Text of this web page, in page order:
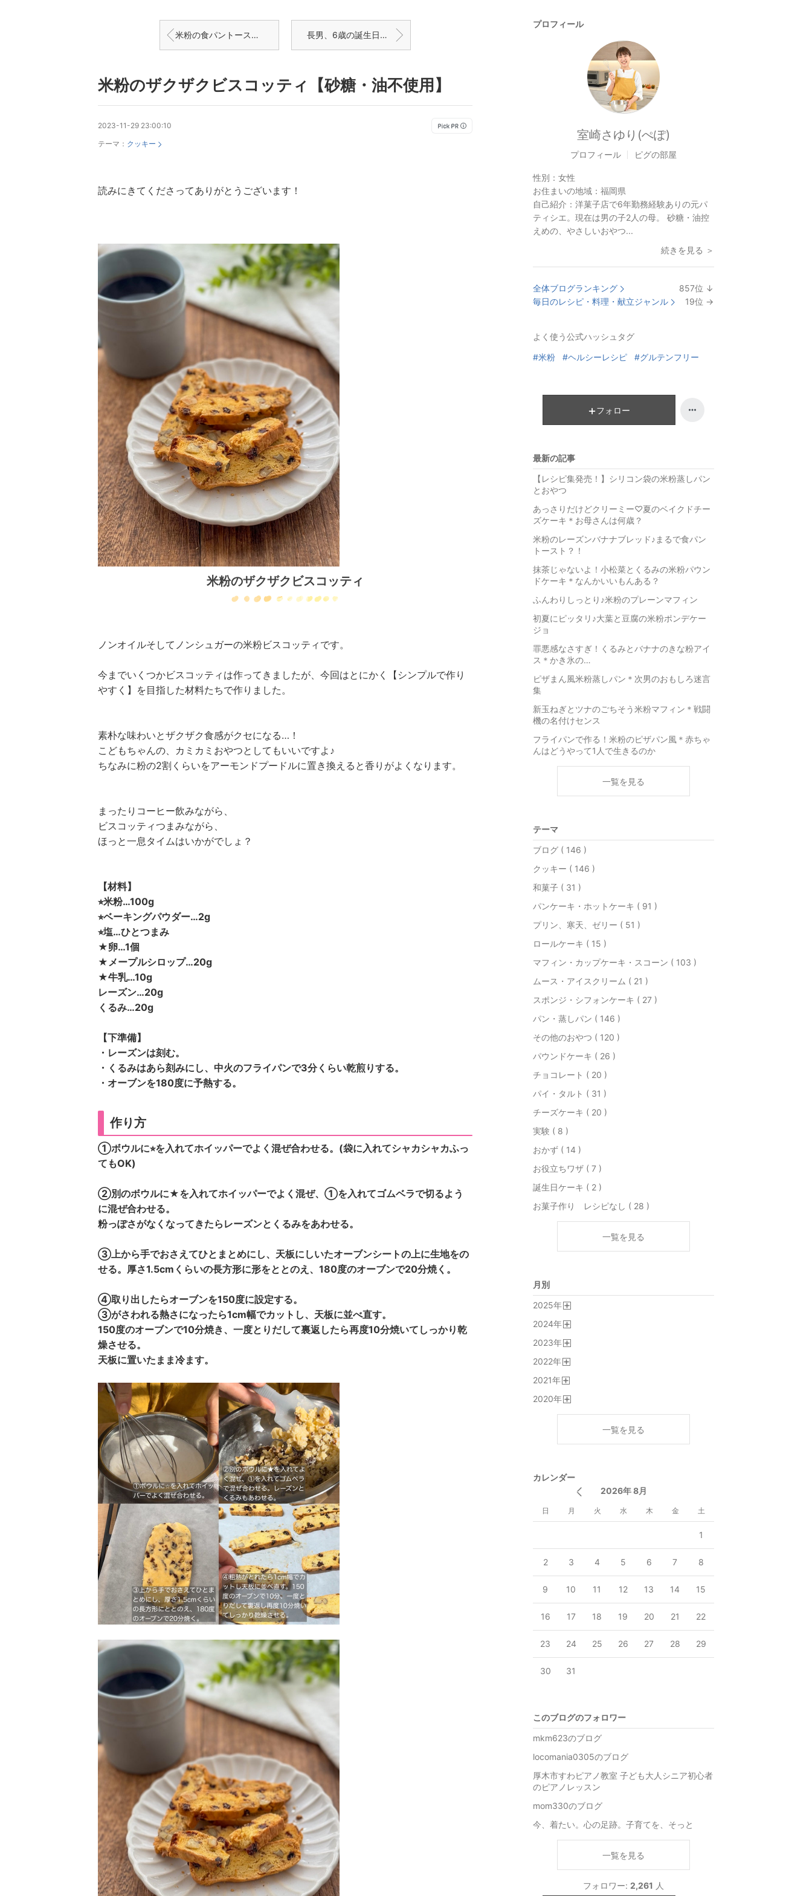
米粉の食パントースト風【出来上がりまで10分】＊ピクミン大好き長男 長男、6歳の誕生日でした
米粉のザクザクビスコッティ【砂糖・油不使用】
2023-11-29 23:00:10
テーマ： クッキー
読みにきてくださってありがとうございます！
米粉のザクザクビスコッティ
ノンオイルそしてノンシュガーの米粉ビスコッティです。
今までいくつかビスコッティは作ってきましたが、今回はとにかく【シンプルで作り
やすく】を目指した材料たちで作りました。
素朴な味わいとザクザク食感がクセになる…！
こどもちゃんの、カミカミおやつとしてもいいですよ♪
ちなみに粉の2割くらいをアーモンドプードルに置き換えると香りがよくなります。
まったりコーヒー飲みながら、
ビスコッティつまみながら、
ほっと一息タイムはいかがでしょ？
【材料】
⭐︎米粉…100g
⭐︎ベーキングパウダー…2g
⭐︎塩…ひとつまみ
★卵…1個
★メープルシロップ…20g
★牛乳…10g
レーズン…20g
くるみ…20g
【下準備】
・レーズンは刻む。
・くるみはあら刻みにし、中火のフライパンで3分くらい乾煎りする。
・オーブンを180度に予熱する。
作り方
①ボウルに⭐︎を入れてホイッパーでよく混ぜ合わせる。(袋に入れてシャカシャカふっ
てもOK)
②別のボウルに★を入れてホイッパーでよく混ぜ、①を入れてゴムベラで切るよう
に混ぜ合わせる。
粉っぽさがなくなってきたらレーズンとくるみをあわせる。
③上から手でおさえてひとまとめにし、天板にしいたオーブンシートの上に生地をの
せる。厚さ1.5cmくらいの長方形に形をととのえ、180度のオーブンで20分焼く。
④取り出したらオーブンを150度に設定する。
③がさわれる熱さになったら1cm幅でカットし、天板に並べ直す。
150度のオーブンで10分焼き、一度とりだして裏返したら再度10分焼いてしっかり乾
燥させる。
天板に置いたまま冷ます。
プロフィール
室崎さゆり(ぺぽ)
プロフィール ピグの部屋
性別： 女性
お住まいの地域： 福岡県
自己紹介： 洋菓子店で6年勤務経験ありの元パ
ティシエ。現在は男の子2人の母。 砂糖・油控
えめの、やさしいおやつ...
続きを見る ＞
全体ブログランキング 857位 ↓
毎日のレシピ・料理・献立ジャンル 19位 →
よく使う公式ハッシュタグ
#米粉 #ヘルシーレシピ #グルテンフリー
フォロー
最新の記事
【レシピ集発売！】シリコン袋の米粉蒸しパン
とおやつ
あっさりだけどクリーミー♡夏のベイクドチー
ズケーキ＊お母さんは何歳？
米粉のレーズンバナナブレッド♪まるで食パン
トースト？！
抹茶じゃないよ！小松菜とくるみの米粉パウン
ドケーキ＊なんかいいもんある？
ふんわりしっとり♪米粉のプレーンマフィン
初夏にピッタリ♪大葉と豆腐の米粉ポンデケー
ジョ
罪悪感なさすぎ！くるみとバナナのきな粉アイ
ス＊かき氷の…
ピザまん風米粉蒸しパン＊次男のおもしろ迷言
集
新玉ねぎとツナのごちそう米粉マフィン＊戦闘
機の名付けセンス
フライパンで作る！米粉のピザパン風＊赤ちゃ
んはどうやって1人で生きるのか
一覧を見る
テーマ
ブログ ( 146 )
クッキー ( 146 )
和菓子 ( 31 )
パンケーキ・ホットケーキ ( 91 )
プリン、寒天、ゼリー ( 51 )
ロールケーキ ( 15 )
マフィン・カップケーキ・スコーン ( 103 )
ムース・アイスクリーム ( 21 )
スポンジ・シフォンケーキ ( 27 )
パン・蒸しパン ( 146 )
その他のおやつ ( 120 )
パウンドケーキ ( 26 )
チョコレート ( 20 )
パイ・タルト ( 31 )
チーズケーキ ( 20 )
実験 ( 8 )
おかず ( 14 )
お役立ちワザ ( 7 )
誕生日ケーキ ( 2 )
お菓子作り レシピなし ( 28 )
一覧を見る
月別
2025年
2024年
2023年
2022年
2021年
2020年
一覧を見る
カレンダー
2026年 8月
日 月 火 水 木 金 土
1
2 3 4 5 6 7 8
9 10 11 12 13 14 15
16 17 18 19 20 21 22
23 24 25 26 27 28 29
30 31
このブログのフォロワー
mkm623のブログ
locomania0305のブログ
厚木市すわピアノ教室 子ども大人シニア初心者
のピアノレッスン
mom330のブログ
今、着たい。心の足跡。子育てを、そっと
一覧を見る
フォロワー: 2,261 人